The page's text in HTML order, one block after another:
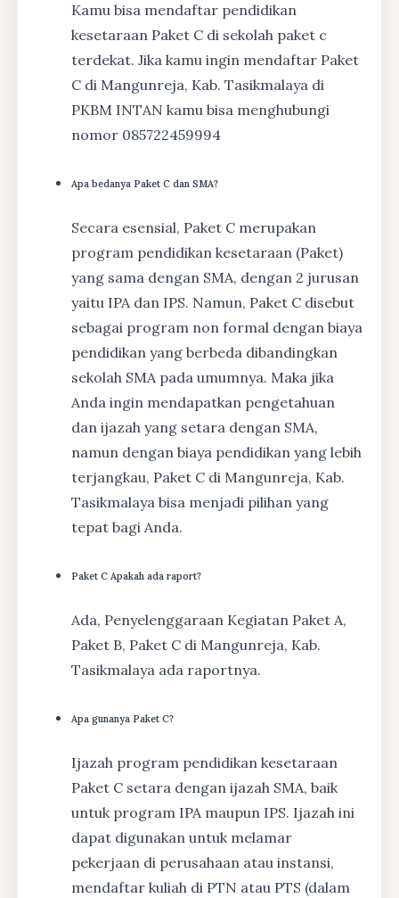
Kamu bisa mendaftar pendidikan
kesetaraan Paket C di sekolah paket c
terdekat. Jika kamu ingin mendaftar Paket
C di Mangunreja, Kab. Tasikmalaya di
PKBM INTAN kamu bisa menghubungi
nomor 085722459994
Apa bedanya Paket C dan SMA?
Secara esensial, Paket C merupakan
program pendidikan kesetaraan (Paket)
yang sama dengan SMA, dengan 2 jurusan
yaitu IPA dan IPS. Namun, Paket C disebut
sebagai program non formal dengan biaya
pendidikan yang berbeda dibandingkan
sekolah SMA pada umumnya. Maka jika
Anda ingin mendapatkan pengetahuan
dan ijazah yang setara dengan SMA,
namun dengan biaya pendidikan yang lebih
terjangkau, Paket C di Mangunreja, Kab.
Tasikmalaya bisa menjadi pilihan yang
tepat bagi Anda.
Paket C Apakah ada raport?
Ada, Penyelenggaraan Kegiatan Paket A,
Paket B, Paket C di Mangunreja, Kab.
Tasikmalaya ada raportnya.
Apa gunanya Paket C?
Ijazah program pendidikan kesetaraan
Paket C setara dengan ijazah SMA, baik
untuk program IPA maupun IPS. Ijazah ini
dapat digunakan untuk melamar
pekerjaan di perusahaan atau instansi,
mendaftar kuliah di PTN atau PTS (dalam